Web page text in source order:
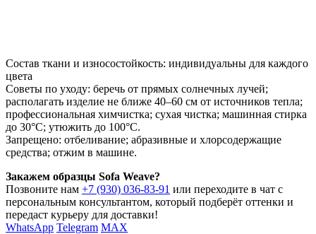
Состав ткани и износостойкость: индивидуальны для каждого
цвета
Советы по уходу: беречь от прямых солнечных лучей;
располагать изделие не ближе 40–60 см от источников тепла;
профессиональная химчистка; сухая чистка; машинная стирка
до 30°C; утюжить до 100°C.
Запрещено: отбеливание; абразивные и хлорсодержащие
средства; отжим в машине.
Закажем образцы Sofa Weave?
Позвоните нам +7 (930) 036-83-91 или переходите в чат с
персональным консультантом, который подберёт оттенки и
передаст курьеру для доставки!
WhatsApp Telegram MAX